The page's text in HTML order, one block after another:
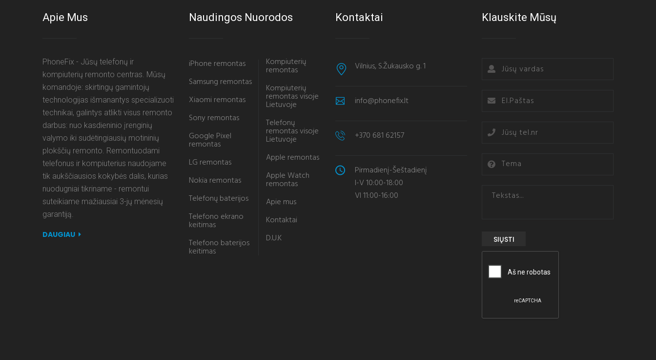
Apie Mus
PhoneFix - Jūsų telefonų ir
kompiuterių remonto centras. Mūsų
komandoje: skirtingų gamintojų
technologijas išmanantys specializuoti
technikai, galintys atlikti visus remonto
darbus: nuo kasdieninio įrenginių
valymo iki sudėtingiausių motininių
plokščių remonto. Remontuodami
telefonus ir kompiuterius naudojame
tik aukščiausios kokybės dalis, kurias
nuodugniai tikriname - remontui
suteikiame mažiausiai 3-jų mėnesių
garantiją.
DAUGIAU
Naudingos Nuorodos
iPhone remontas
Samsung remontas
Xiaomi remontas
Sony remontas
Google Pixel
remontas
LG remontas
Nokia remontas
Telefonų baterijos
Telefono ekrano
keitimas
Telefono baterijos
keitimas
Kompiuterių
remontas
Kompiuterių
remontas visoje
Lietuvoje
Telefonų
remontas visoje
Lietuvoje
Apple remontas
Apple Watch
remontas
Apie mus
Kontaktai
D.U.K
Kontaktai
Vilnius, S.Žukausko g. 1
info@phonefix.lt
+370 681 62157
Pirmadienį-Šeštadienį
I-V 10:00-18:00
VI 11:00-16:00
Klauskite Mūsų